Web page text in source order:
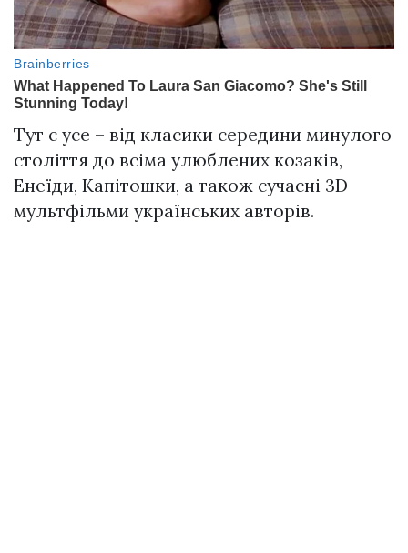
Тут є усе – від класики середини минулого
століття до всіма улюблених козаків,
Енеїди, Капітошки, а також сучасні 3D
мультфільми українських авторів.